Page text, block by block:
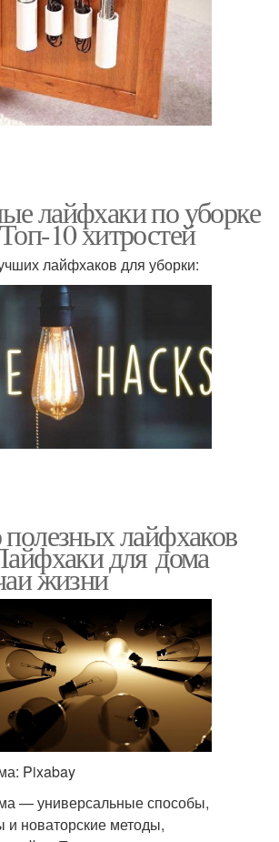
лайфхаки по уборке
10 хитростей
лайфхаков для уборки:
полезных лайфхаков
для дома
жизни
Pixabay
— универсальные способы,
и новаторские методы,